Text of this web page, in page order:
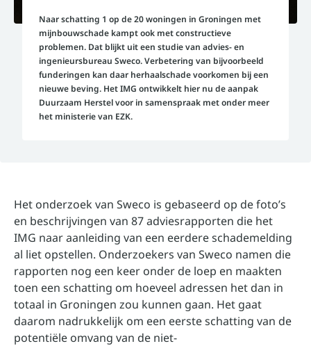
Naar schatting 1 op de 20 woningen in Groningen met
mijnbouwschade kampt ook met constructieve
problemen. Dat blijkt uit een studie van advies- en
ingenieursbureau Sweco. Verbetering van bijvoorbeeld
funderingen kan daar herhaalschade voorkomen bij een
nieuwe beving. Het IMG ontwikkelt hier nu de aanpak
Duurzaam Herstel voor in samenspraak met onder meer
het ministerie van EZK.
Het onderzoek van Sweco is gebaseerd op de foto’s
en beschrijvingen van 87 adviesrapporten die het
IMG naar aanleiding van een eerdere schademelding
al liet opstellen. Onderzoekers van Sweco namen die
rapporten nog een keer onder de loep en maakten
toen een schatting om hoeveel adressen het dan in
totaal in Groningen zou kunnen gaan. Het gaat
daarom nadrukkelijk om een eerste schatting van de
potentiële omvang van de niet-